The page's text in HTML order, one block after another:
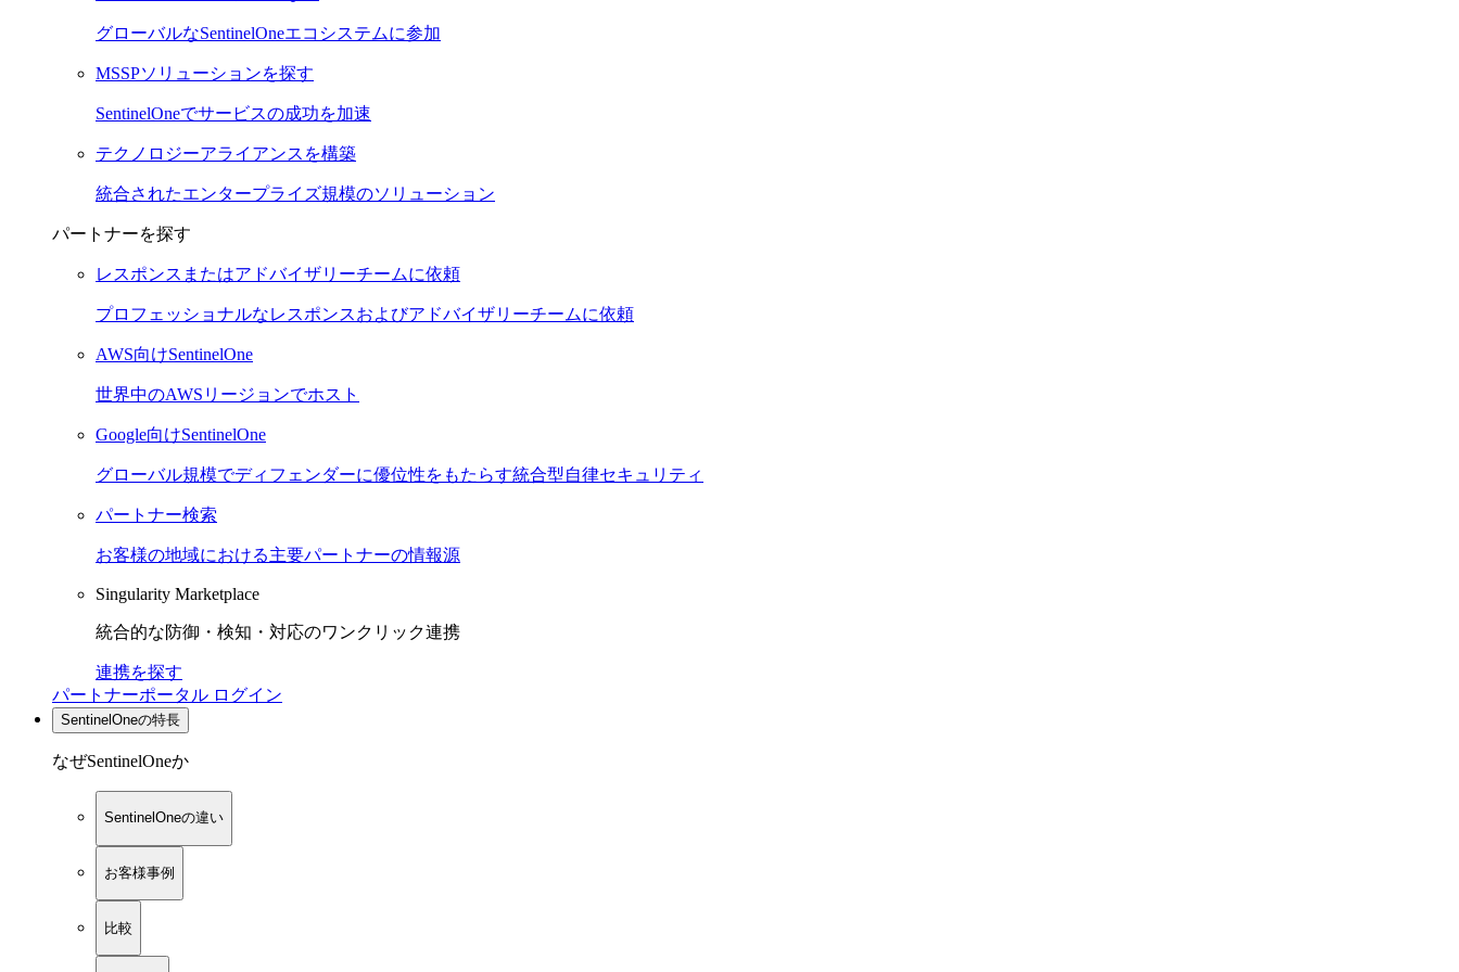
グローバルなSentinelOneエコシステムに参加
MSSPソリューションを探す
SentinelOneでサービスの成功を加速
テクノロジーアライアンスを構築
統合されたエンタープライズ規模のソリューション
パートナーを探す
レスポンスまたはアドバイザリーチームに依頼
プロフェッショナルなレスポンスおよびアドバイザリーチームに依頼
AWS向けSentinelOne
世界中のAWSリージョンでホスト
Google向けSentinelOne
グローバル規模でディフェンダーに優位性をもたらす統合型自律セキュリティ
パートナー検索
お客様の地域における主要パートナーの情報源
Singularity Marketplace
統合的な防御・検知・対応のワンクリック連携
連携を探す
パートナーポータル ログイン
SentinelOneの特長
なぜSentinelOneか
SentinelOneの違い
お客様事例
比較